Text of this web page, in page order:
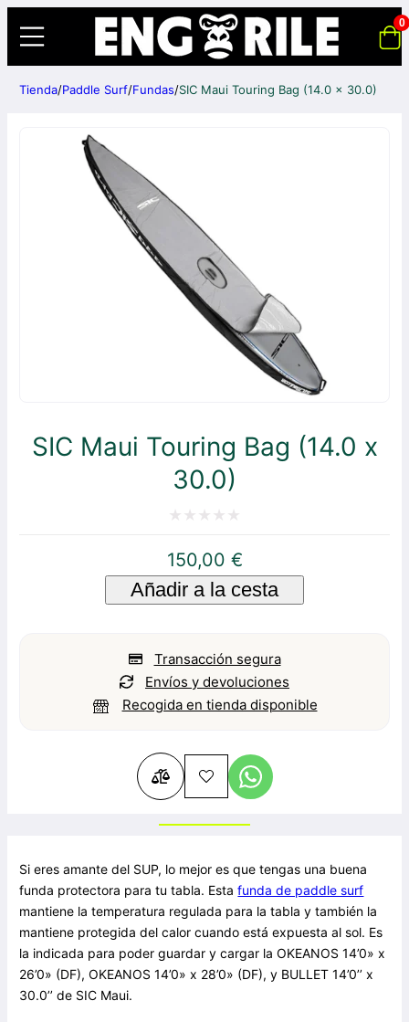
0
Tienda/Paddle Surf/Fundas/SIC Maui Touring Bag (14.0 x 30.0)
SIC Maui Touring Bag (14.0 x
30.0)
con
0
150,00 €
Añadir a la cesta
Transacción segura
Envíos y devoluciones
Recogida en tienda disponible
Si eres amante del SUP, lo mejor es que tengas una buena
funda protectora para tu tabla. Estafunda de paddle surf
mantiene la temperatura regulada para la tabla y también la
mantiene protegida del calor cuando está expuesta al sol. Es
la indicada para poder guardar y cargar la OKEANOS 14’0» x
26’0» (DF), OKEANOS 14’0» x 28’0» (DF), y BULLET 14’0’’ x
30.0’’ de SIC Maui.